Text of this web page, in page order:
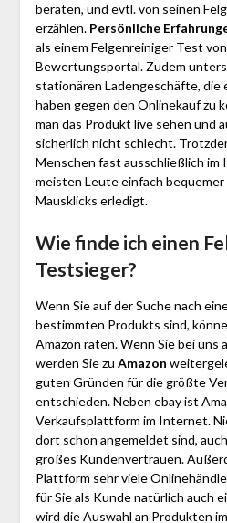
beraten, und evtl. von seinen
erzählen. Persönliche
als einem Felgenreiniger Test
Bewertungsportal. Zudem
stationären Ladengeschäfte, die
haben gegen den Onlinekauf zu
man das Produkt live sehen und
sicherlich nicht schlecht.
Menschen fast ausschließlich im
meisten Leute einfach bequemer
Mausklicks erledigt.
Wie finde ich einen
Testsieger?
Wenn Sie auf der Suche nach
bestimmten Produkts sind,
Amazon raten. Wenn Sie bei uns
werden Sie zu Amazon
guten Gründen für die größte
entschieden. Neben ebay ist
Verkaufsplattform im Internet.
dort schon angemeldet sind,
großes Kundenvertrauen.
Plattform sehr viele
für Sie als Kunde natürlich auch
wird die Auswahl an Produkten